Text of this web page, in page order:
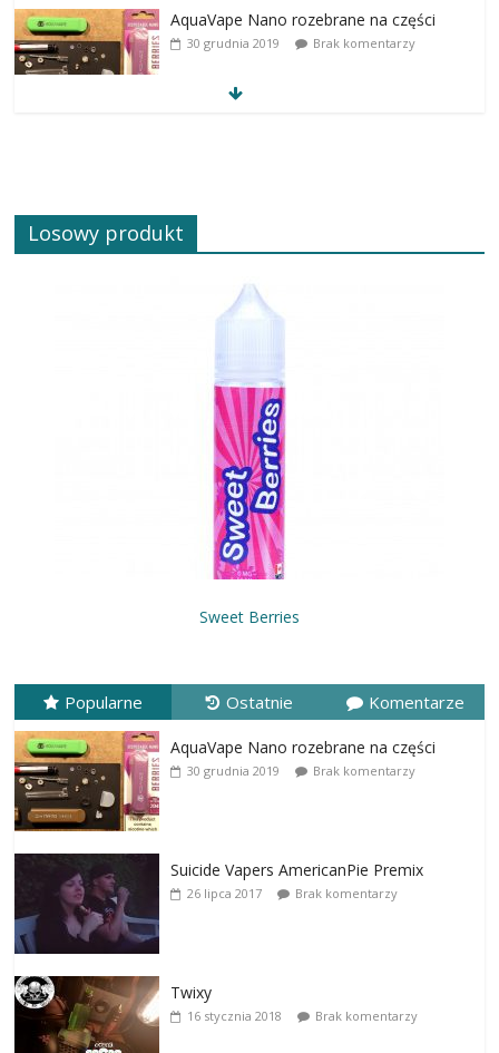
AquaVape Nano rozebrane na części
30 grudnia 2019 Brak komentarzy
Losowy produkt
Sweet Berries
Popularne Ostatnie Komentarze
AquaVape Nano rozebrane na części
30 grudnia 2019 Brak komentarzy
Suicide Vapers AmericanPie Premix
26 lipca 2017 Brak komentarzy
Twixy
16 stycznia 2018 Brak komentarzy